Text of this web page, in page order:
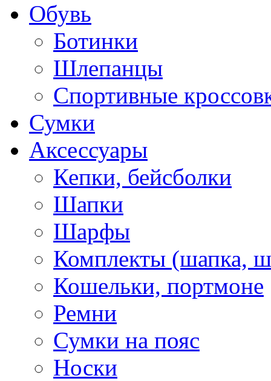
Обувь
Ботинки
Шлепанцы
Спортивные
Сумки
Аксессуары
Кепки, бейсболки
Шапки
Шарфы
Комплекты (шапка,
Кошельки, портмоне
Ремни
Сумки на пояс
Носки